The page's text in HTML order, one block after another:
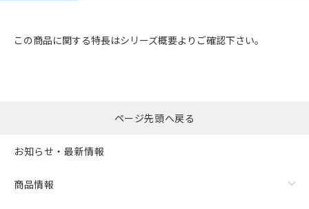
この商品に関する特長はシリーズ概要よりご確認下さい。
ページ先頭へ戻る
お知らせ・最新情報
商品情報